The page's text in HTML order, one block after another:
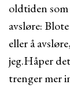
oldtiden
avsløre:
eller å
jeg.Håper
trenger mer